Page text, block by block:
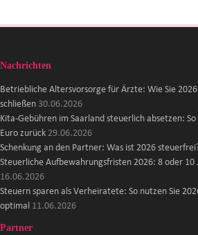
Nachrichten
Betriebliche Altersvorsorge für Ärzte: Wie Sie
schließen 30.06.2026
Kita-Gebühren im Saarland steuerlich absetzen:
Euro zurück 29.06.2026
Schenkung an den Partner: Was ist 2026
Steuerliche Aufbewahrungsfristen 2026: 8 oder 10
16.06.2026
Steuern sparen als Verheiratete: So nutzen Sie
optimal 11.06.2026
Partner